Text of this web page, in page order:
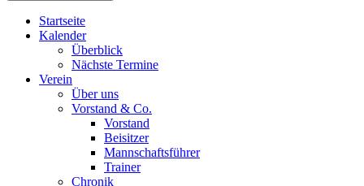
Startseite
Kalender
Überblick
Nächste Termine
Verein
Über uns
Vorstand & Co.
Vorstand
Beisitzer
Mannschaftsführer
Trainer
Chronik